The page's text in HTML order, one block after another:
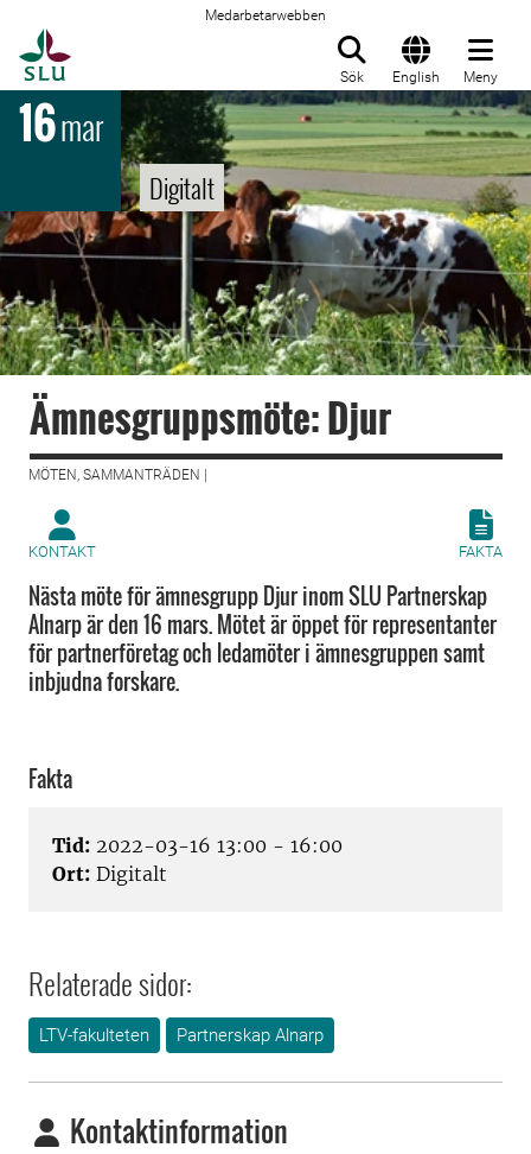
Medarbetarwebben
Sök English Meny
16mar
Digitalt
Ämnesgruppsmöte: Djur
MÖTEN, SAMMANTRÄDEN |
KONTAKT FAKTA
Nästa möte för ämnesgrupp Djur inom SLU Partnerskap
Alnarp är den 16 mars. Mötet är öppet för representanter
för partnerföretag och ledamöter i ämnesgruppen samt
inbjudna forskare.
Fakta
Tid: 2022-03-16 13:00 - 16:00
Ort: Digitalt
Relaterade sidor:
LTV-fakulteten Partnerskap Alnarp
Kontaktinformation